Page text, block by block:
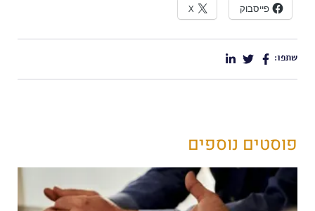
פייסבוק
X
שתפו:
פוסטים נוספים